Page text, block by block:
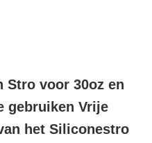
Stro voor 30oz en
gebruiken Vrije
het Siliconestro